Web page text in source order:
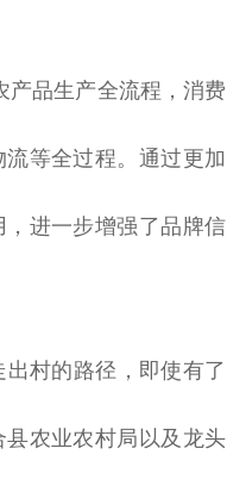
产品生产全流程，消费
等全过程。通过更加
进一步增强了品牌信
出村的路径，即使有了
县农业农村局以及龙头